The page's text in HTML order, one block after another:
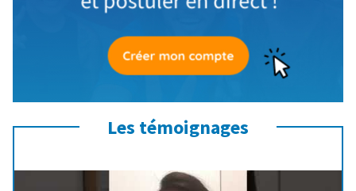
Les témoignages